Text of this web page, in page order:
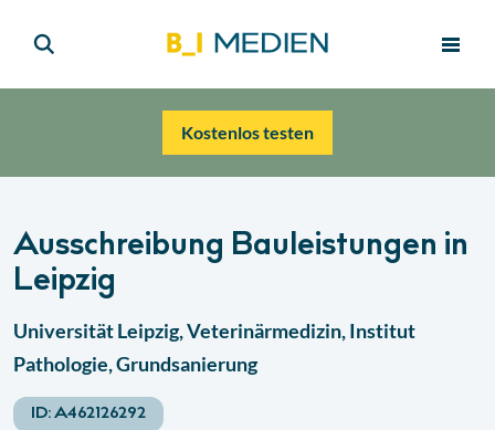
Kostenlos testen
Ausschreibung Bauleistungen in
Leipzig
Universität Leipzig, Veterinärmedizin, Institut
Pathologie, Grundsanierung
ID:A462126292